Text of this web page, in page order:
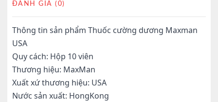
ĐÁNH GIÁ (0)
Thông tin sản phẩm Thuốc cường dương Maxman
USA
Quy cách: Hộp 10 viên
Thương hiệu: MaxMan
Xuất xứ thương hiệu: USA
Nước sản xuất: HongKong